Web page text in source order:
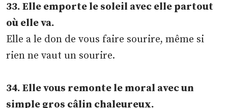
33. Elle emporte le soleil avec elle partout
où elle va.
Elle a le don de vous faire sourire, même si
rien ne vaut un sourire.
34. Elle vous remonte le moral avec un
simple gros câlin chaleureux.